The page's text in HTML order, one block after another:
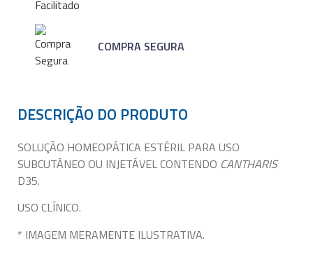
COMPRA SEGURA
DESCRIÇÃO DO PRODUTO
SOLUÇÃO HOMEOPÁTICA ESTÉRIL PARA USO
SUBCUTÂNEO OU INJETÁVEL CONTENDO CANTHARIS
D35.
USO CLÍNICO.
* IMAGEM MERAMENTE ILUSTRATIVA.